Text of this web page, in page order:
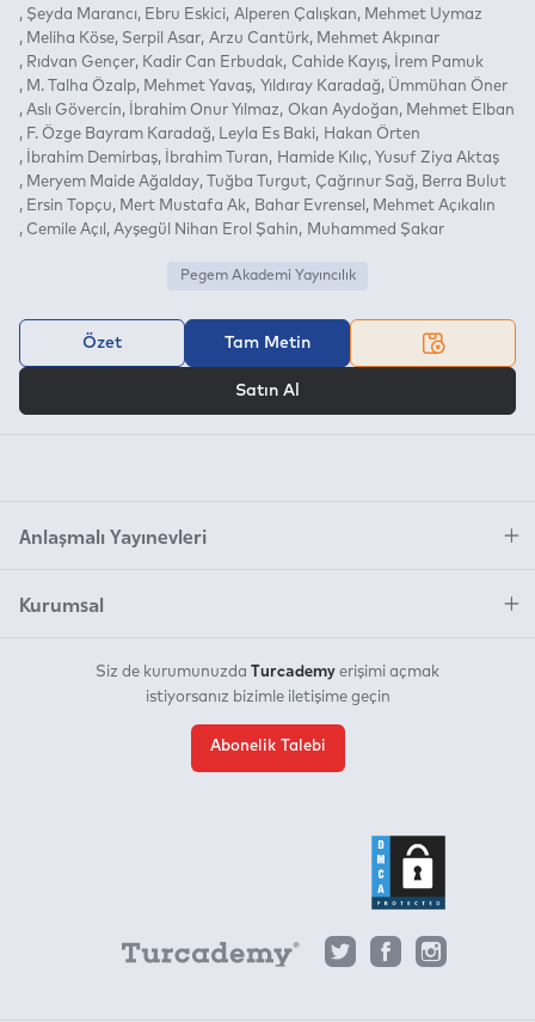
Şeyda Marancı
Ebru Eskici Alperen Çalışkan
Mehmet Uymaz
Meliha Köse Serpil Asar Arzu Cantürk
Mehmet Akpınar
Rıdvan Gençer
Kadir Can Erbudak Cahide Kayış
İrem Pamuk
M. Talha Özalp
Mehmet Yavaş Yıldıray Karadağ
Ümmühan Öner
Aslı Gövercin
İbrahim Onur Yılmaz Okan Aydoğan
Mehmet Elban
F. Özge Bayram Karadağ
Leyla Es Baki
Hakan Örten
İbrahim Demirbaş
İbrahim Turan Hamide Kılıç
Yusuf Ziya Aktaş
Meryem Maide Ağalday
Tuğba Turgut Çağrınur Sağ
Berra Bulut
Ersin Topçu
Mert Mustafa Ak Bahar Evrensel
Mehmet Açıkalın
Cemile Açıl
Ayşegül Nihan Erol Şahin Muhammed Şakar
Pegem Akademi Yayıncılık
Özet Tam Metin
Satın Al
Anlaşmalı Yayınevleri
Kurumsal
Siz de kurumunuzda Turcademy erişimi açmak
istiyorsanız bizimle iletişime geçin
Abonelik Talebi